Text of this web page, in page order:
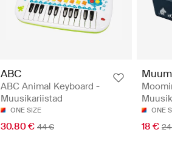
ABC
ABC Animal Keyboard -
Muusikariistad
ONE SIZE
30.80 € 44 €
ONE
18 €